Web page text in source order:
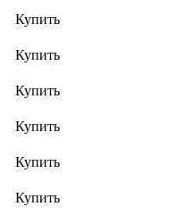
Купить
Купить
Купить
Купить
Купить
Купить